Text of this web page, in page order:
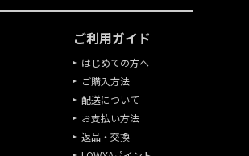
ご利用ガイド
はじめての方へ
ご購入方法
配送について
お支払い方法
返品・交換